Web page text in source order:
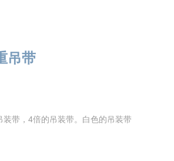
吊带
带，4倍的吊装带。白色的吊装带